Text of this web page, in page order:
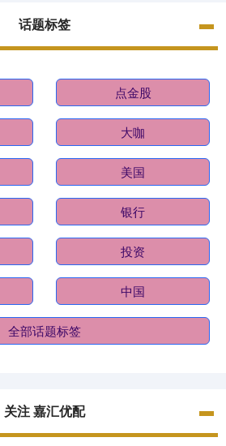
话题标签
点金股
大咖
美国
银行
投资
中国
全部话题标签
关注 嘉汇优配